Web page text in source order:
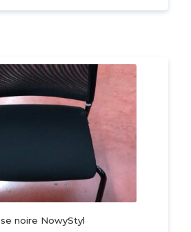
noire NowyStyl